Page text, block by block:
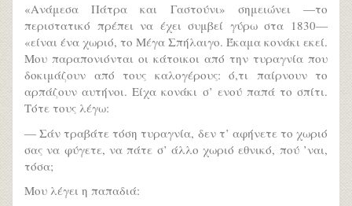
«Ανάμεσα Πάτρα και Γαστούνι» σημειώνει —το
περιστατικό πρέπει να έχει συμβεί γύρω στα 1830—
«είναι ένα χωριό, το Μέγα Σπήλαιγο. Έκαμα κονάκι εκεί.
Μου παραπονιόνται οι κάτοικοι από την τυραγνία που
δοκιμάζουν από τους καλογέρους: ό,τι παίρνουν το
αρπάζουν αυτήνοι. Είχα κονάκι σ’ ενού παπά το σπίτι.
Τότε τους λέγω:
— Σάν τραβάτε τόση τυραγνία, δεν τ’ αφήνετε το χωριό
σας να φύγετε, να πάτε σ’ άλλο χωριό εθνικό, πού ’ναι,
τόσα;
Μου λέγει η παπαδιά: